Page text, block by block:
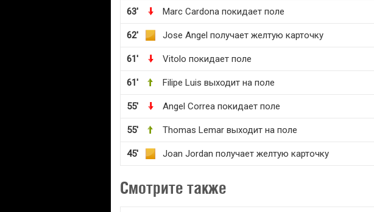
63' Marc Cardona покидает поле
62' Jose Angel получает желтую карточку
61' Vitolo покидает поле
61' Filipe Luis выходит на поле
55' Angel Correa покидает поле
55' Thomas Lemar выходит на поле
45' Joan Jordan получает желтую карточку
Смотрите также